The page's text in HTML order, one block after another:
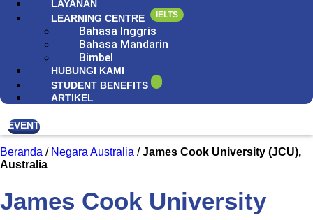
LAYANAN
LEARNING CENTRE
IELTS
Bahasa Inggris
Bahasa Mandarin
Bimbel
HUBUNGI KAMI
STUDENT BENEFITS
ARTIKEL
EVENT
Beranda / Negara Australia /James Cook University (JCU),
Australia
James Cook University